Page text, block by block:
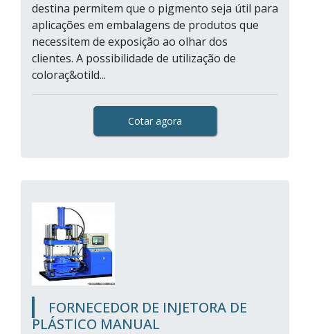
destina permitem que o pigmento seja útil para
aplicações em embalagens de produtos que
necessitem de exposição ao olhar dos
clientes. A possibilidade de utilização de
coloraç&otild...
Cotar agora
FORNECEDOR DE INJETORA DE
PLÁSTICO MANUAL